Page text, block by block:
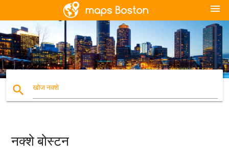
menu
search खोज नक्शे
नक्शे बोस्टन